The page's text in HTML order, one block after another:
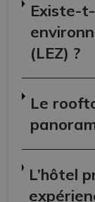
Existe-
(LEZ) ?
Le
L’hôtel